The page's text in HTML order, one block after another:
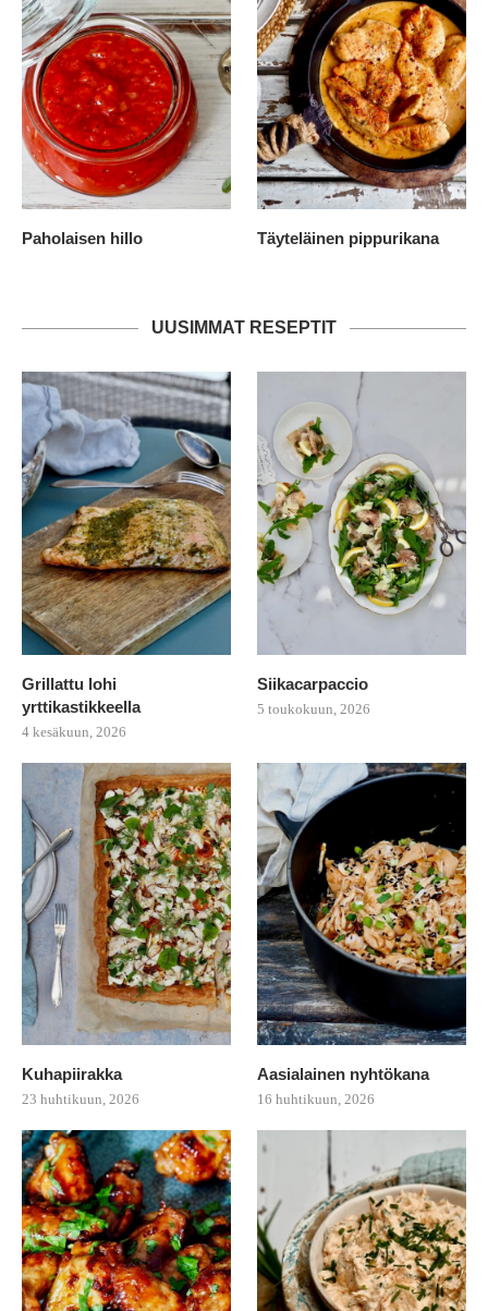
Paholaisen hillo Täyteläinen pippurikana
UUSIMMAT RESEPTIT
Grillattu lohi
yrttikastikkeella
4 kesäkuun, 2026
Siikacarpaccio
5 toukokuun, 2026
Kuhapiirakka
23 huhtikuun, 2026
Aasialainen nyhtökana
16 huhtikuun, 2026